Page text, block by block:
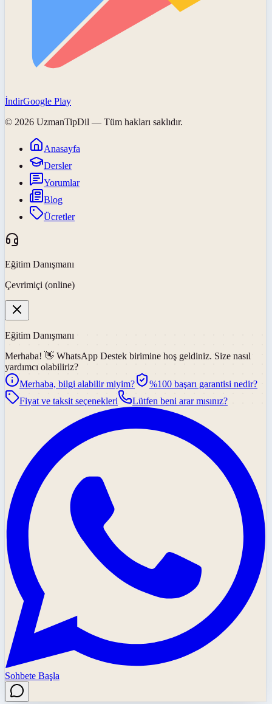
İndirGoogle Play
© 2026 UzmanTipDil — Tüm hakları saklıdır.
Anasayfa
Dersler
Yorumlar
Blog
Ücretler
Eğitim Danışmanı
Çevrimiçi (online)
Eğitim Danışmanı
Merhaba! 👋 WhatsApp Destek birimine hoş geldiniz. Size nasıl
yardımcı olabiliriz?
Merhaba, bilgi alabilir miyim?
%100 başarı garantisi nedir?
Fiyat ve taksit seçenekleri
Lütfen beni arar mısınız?
Sohbete Başla